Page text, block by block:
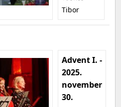
Tibor
Advent I. -
2025.
november
30.